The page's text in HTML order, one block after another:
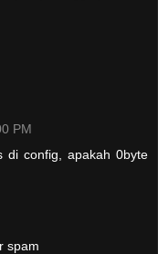
PM
di config, apakah 0byte
spam